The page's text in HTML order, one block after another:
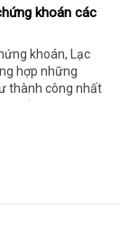
khoán các
khoán, Lạc
hợp những
thành công nhất